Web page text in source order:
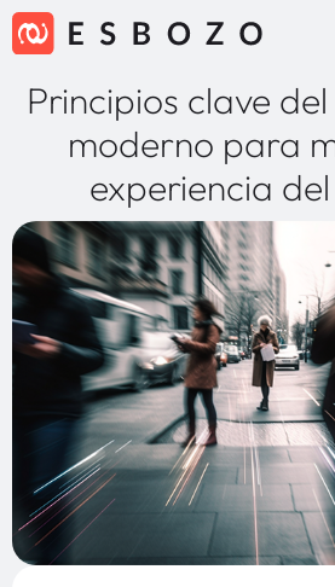
Principios clave
moderno para
experiencia